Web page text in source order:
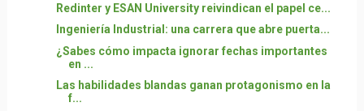
Redinter y ESAN University reivindican el papel ce...
Ingeniería Industrial: una carrera que abre puerta...
¿Sabes cómo impacta ignorar fechas importantes
en ...
Las habilidades blandas ganan protagonismo en la
f...